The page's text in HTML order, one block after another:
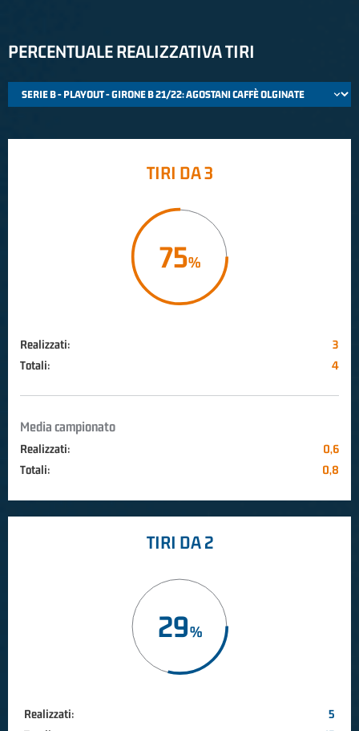
PERCENTUALE REALIZZATIVA TIRI
TIRI DA 3
75
Realizzati:
3
Totali:
4
Media campionato
Realizzati:
0,6
Totali:
0,8
TIRI DA 2
29
Realizzati:
5